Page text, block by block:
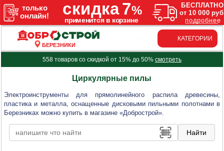
БЕРЕЗНИКИ
КАТЕГОРИИ
558 товаров со скидкой от 15% до 50% смотреть
Циркулярные пилы
Электроинструменты для прямолинейного распила древесины,
пластика и металла, оснащенные дисковыми пильными полотнами в
Березниках можно купить в магазине «Добрострой».